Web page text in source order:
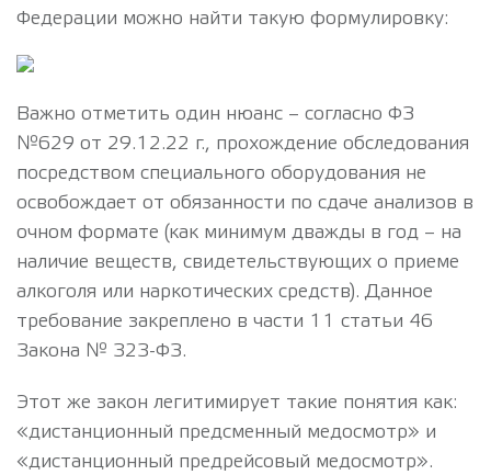
Федерации можно найти такую формулировку:
Важно отметить один нюанс – согласно ФЗ
№629 от 29.12.22 г., прохождение обследования
посредством специального оборудования не
освобождает от обязанности по сдаче анализов в
очном формате (как минимум дважды в год – на
наличие веществ, свидетельствующих о приеме
алкоголя или наркотических средств). Данное
требование закреплено в части 11 статьи 46
Закона № 323-ФЗ.
Этот же закон легитимирует такие понятия как:
«дистанционный предсменный медосмотр» и
«дистанционный предрейсовый медосмотр».